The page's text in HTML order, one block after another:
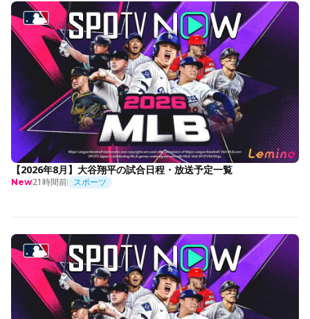
【2026年8月】大谷翔平の試合日程・放送予定一覧
New21時間前 スポーツ